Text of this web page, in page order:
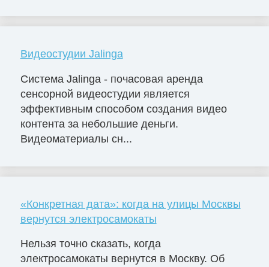
Видеостудии Jalinga
Система Jalinga - почасовая аренда
сенсорной видеостудии является
эффективным способом создания видео
контента за небольшие деньги.
Видеоматериалы сн...
«Конкретная дата»: когда на улицы Москвы
вернутся электросамокаты
Нельзя точно сказать, когда
электросамокаты вернутся в Москву. Об